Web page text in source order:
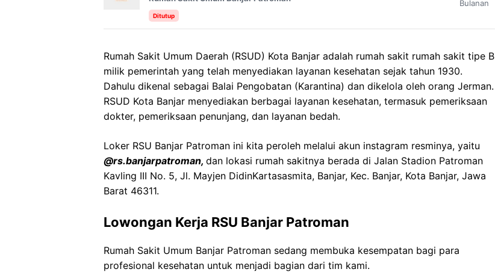
Ditutup
Bulanan
Rumah Sakit Umum Daerah (RSUD) Kota Banjar adalah rumah sakit rumah sakit tipe B
milik pemerintah yang telah menyediakan layanan kesehatan sejak tahun 1930.
Dahulu dikenal sebagai Balai Pengobatan (Karantina) dan dikelola oleh orang Jerman.
RSUD Kota Banjar menyediakan berbagai layanan kesehatan, termasuk pemeriksaan
dokter, pemeriksaan penunjang, dan layanan bedah.
Loker RSU Banjar Patroman ini kita peroleh melalui akun instagram resminya, yaitu
@rs.banjarpatroman, dan lokasi rumah sakitnya berada di Jalan Stadion Patroman
Kavling III No. 5, Jl. Mayjen DidinKartasasmita, Banjar, Kec. Banjar, Kota Banjar, Jawa
Barat 46311.
Lowongan Kerja RSU Banjar Patroman
Rumah Sakit Umum Banjar Patroman sedang membuka kesempatan bagi para
profesional kesehatan untuk menjadi bagian dari tim kami.